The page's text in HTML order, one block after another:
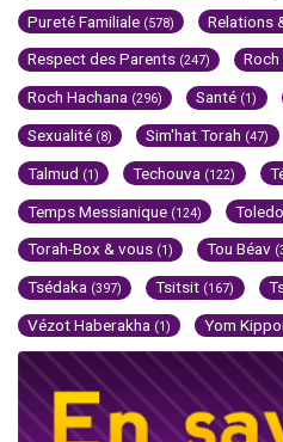
Pureté Familiale (578) Relations
Respect des Parents (247)
Roch Hachana (296) Santé (1)
Sexualité (8) Sim'hat Torah (47)
Talmud (1) Techouva (122)
Temps Messianique (124)
Torah-Box & vous (1) Tou Béav
Tsédaka (397) Tsitsit (167)
Vézot Haberakha (1) Yom